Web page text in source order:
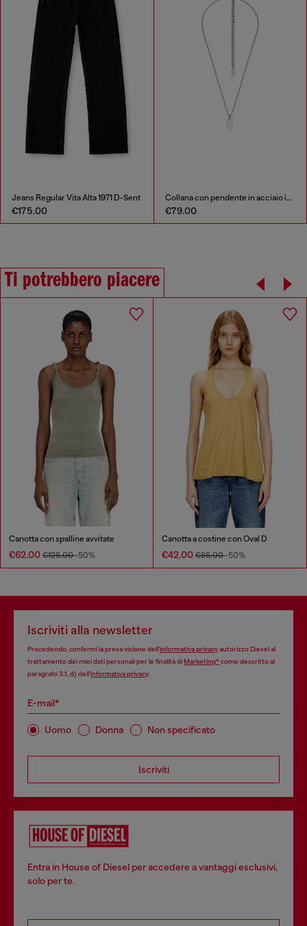
Jeans Regular Vita Alta 1971 D-Sent
€175.00
Collana con pendente in acciaio inox
€79.00
Ti potrebbero piacere
Canotta con spalline avvitate
€62.00 €125.00-50%
Canotta a costine con Oval D
€42.00 €85.00-50%
Iscriviti alla newsletter
Procedendo, confermi la presa visione dell’informativa privacyautorizzo Diesel al
trattamento dei miei dati personali per le finalità diMarketing*come descritto al
paragrafo 3.1, d) dell’informativa privacy.
E-mail*
Uomo Donna Non specificato
Iscriviti
Entra in House of Diesel per accedere a vantaggi esclusivi,
solo per te.